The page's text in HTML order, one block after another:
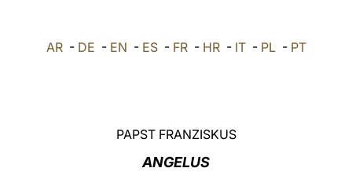
AR- DE - EN - ES- FR- HR- IT- PL- PT
PAPST FRANZISKUS
ANGELUS